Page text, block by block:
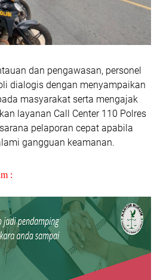
dan pengawasan, personel
dialogis dengan menyampaikan
masyarakat serta mengajak
layanan Call Center 110 Polres
pelaporan cepat apabila
gangguan keamanan.
: